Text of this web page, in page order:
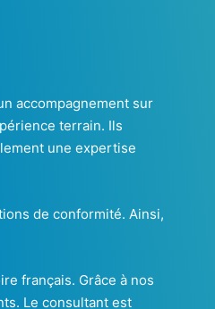
accompagnement sur
terrain. Ils
une expertise
de conformité. Ainsi,
français. Grâce à nos
Le consultant est